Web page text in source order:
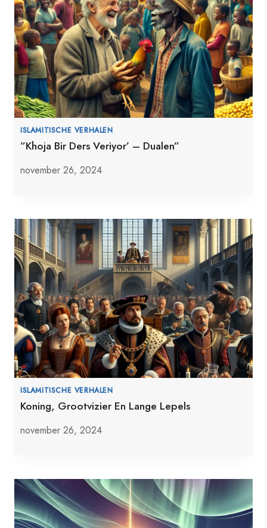
ISLAMITISCHE VERHALEN
”Khoja Bir Ders Veriyor’ – Dualen”
november 26, 2024
ISLAMITISCHE VERHALEN
Koning, Grootvizier En Lange Lepels
november 26, 2024